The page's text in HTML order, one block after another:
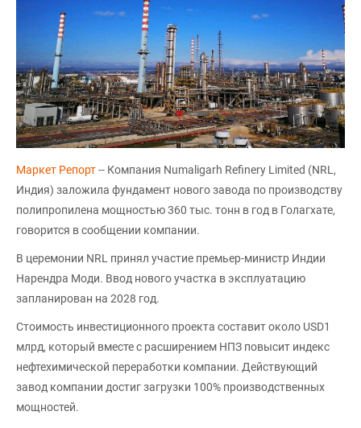
Маркет Репорт-- Компания Numaligarh Refinery Limited (NRL,
Индия) заложила фундамент нового завода по производству
полипропилена мощностью 360 тыс. тонн в год в Голагхате,
говорится в сообщении компании.
В церемонии NRL принял участие премьер-министр Индии
Нарендра Моди. Ввод нового участка в эксплуатацию
запланирован на 2028 год.
Стоимость инвестиционного проекта составит около USD1
млрд, который вместе с расширением НПЗ повысит индекс
нефтехимической переработки компании. Действующий
завод компании достиг загрузки 100% производственных
мощностей.